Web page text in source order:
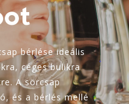
bérlése ideális
céges bulikra
A sörcsap
és a bérlés mellé